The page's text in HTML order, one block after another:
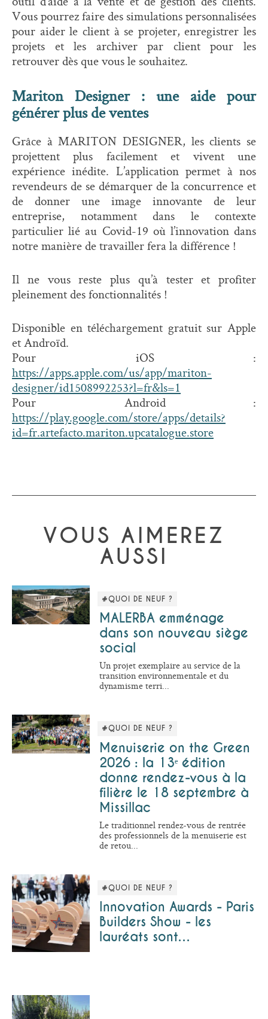
Vous pourrez faire des simulations personnalisées
pour aider le client à se projeter, enregistrer les
projets et les archiver par client pour les
retrouver dès que vous le souhaitez.
Mariton Designer : une aide pour
générer plus de ventes
Grâce à MARITON DESIGNER, les clients se
projettent plus facilement et vivent une
expérience inédite. L’application permet à nos
revendeurs de se démarquer de la concurrence et
de donner une image innovante de leur
entreprise, notamment dans le contexte
particulier lié au Covid-19 où l’innovation dans
notre manière de travailler fera la différence !
Il ne vous reste plus qu’à tester et profiter
pleinement des fonctionnalités !
Disponible en téléchargement gratuit sur Apple
et Androïd.
Pour iOS :
https://apps.apple.com/us/app/mariton-
designer/id1508992253?l=fr&ls=1
Pour Android :
https://play.google.com/store/apps/details?
id=fr.artefacto.mariton.upcatalogue.store
VOUS AIMEREZ
AUSSI
#QUOI DE NEUF ?
MALERBA emménage
dans son nouveau siège
social
Un projet exemplaire au service de la
transition environnementale et du
dynamisme terri...
#QUOI DE NEUF ?
Menuiserie on the Green
2026 : la 13ᵉ édition
donne rendez-vous à la
filière le 18 septembre à
Missillac
Le traditionnel rendez-vous de rentrée
des professionnels de la menuiserie est
de retou...
#QUOI DE NEUF ?
Innovation Awards - Paris
Builders Show - les
lauréats sont…